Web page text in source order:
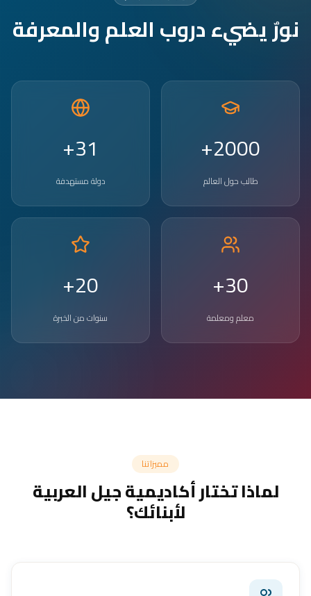
نورٌ يضيء دروب العلم والمعرفة
2000+
طالب حول العالم
31+
دولة مستهدفة
30+
معلم ومعلمة
20+
سنوات من الخبرة
مميزاتنا
لماذا تختار أكاديمية جيل العربية
لأبنائك؟